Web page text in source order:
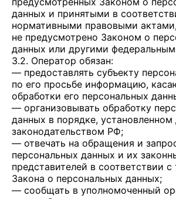
данных и принятыми в
нормативными правовыми
не предусмотрено Законом о
данных или другими
3.2. Оператор обязан:
— предоставлять субъекту
по его просьбе информацию,
обработки его персональных
— организовывать обработку
данных в порядке,
законодательством РФ;
— отвечать на обращения и
персональных данных и их
представителей в соответствии
Закона о персональных данных;
— сообщать в уполномоченный